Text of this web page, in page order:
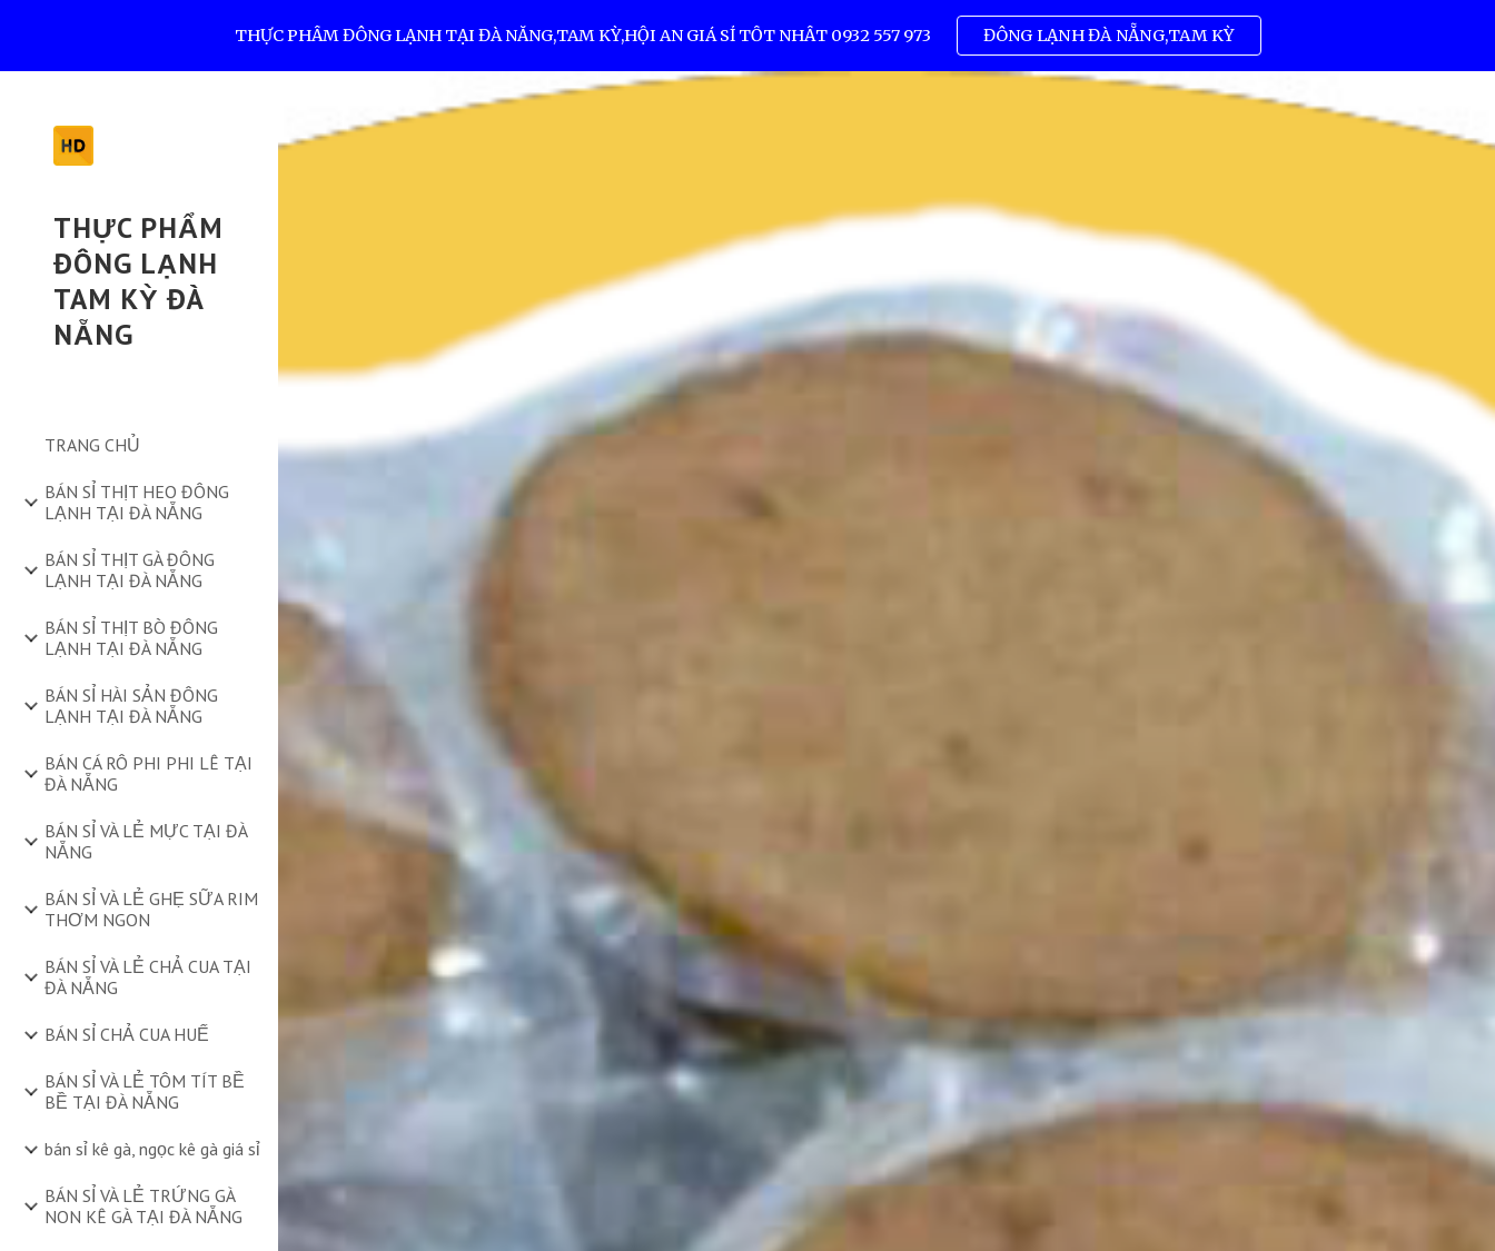
Skip to main content Skip to navigation
THỰC PHẨM ĐÔNG LẠNH TẠI ĐÀ NẴNG,TAM KỲ,HỘI AN GIÁ SỈ TỐT NHẤT 0932 557 973 ĐÔNG LẠNH ĐÀ NẴNG,TAM KỲ
THỰC PHẨM
ĐÔNG LẠNH
TAM KỲ ĐÀ
NẴNG
TRANG CHỦ
BÁN SỈ THỊT HEO ĐÔNG
LẠNH TẠI ĐÀ NẴNG
BÁN SỈ THỊT GÀ ĐÔNG
LẠNH TẠI ĐÀ NẴNG
BÁN SỈ THỊT BÒ ĐÔNG
LẠNH TẠI ĐÀ NẴNG
BÁN SỈ HÀI SẢN ĐÔNG
LẠNH TẠI ĐÀ NẴNG
BÁN CÁ RÔ PHI PHI LÊ TẠI
ĐÀ NẴNG
BÁN SỈ VÀ LẺ MỰC TẠI ĐÀ
NẴNG
BÁN SỈ VÀ LẺ GHẸ SỮA RIM
THƠM NGON
BÁN SỈ VÀ LẺ CHẢ CUA TẠI
ĐÀ NẴNG
BÁN SỈ CHẢ CUA HUẾ
BÁN SỈ VÀ LẺ TÔM TÍT BỀ
BỀ TẠI ĐÀ NẴNG
bán sỉ kê gà, ngọc kê gà giá sỉ
BÁN SỈ VÀ LẺ TRỨNG GÀ
NON KÊ GÀ TẠI ĐÀ NẴNG